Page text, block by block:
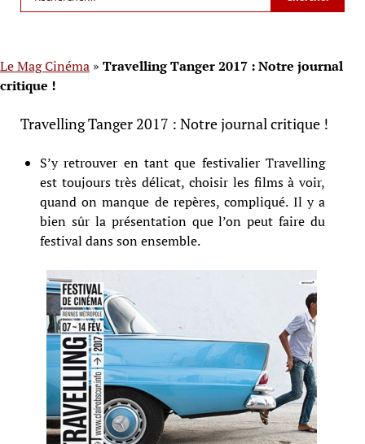
Le Mag Cinéma » Travelling Tanger 2017 : Notre journal
critique !
Travelling Tanger 2017 : Notre journal critique !
S’y retrouver en tant que festivalier Travelling
est toujours très délicat, choisir les films à voir,
quand on manque de repères, compliqué. Il y a
bien sûr la présentation que l’on peut faire du
festival dans son ensemble.